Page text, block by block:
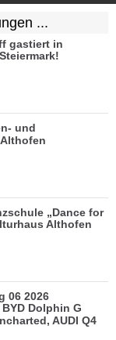
...
gastiert in
und
„Dance for
Althofen
06 2026
Dolphin G
AUDI Q4